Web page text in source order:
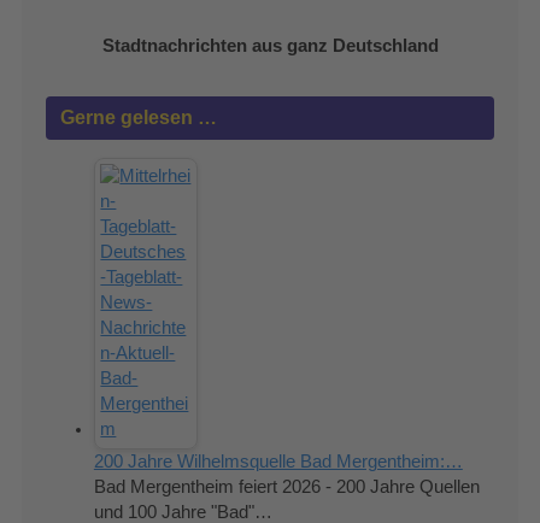
Stadtnachrichten aus ganz Deutschland
Gerne gelesen …
200 Jahre Wilhelmsquelle Bad Mergentheim:…
Bad Mergentheim feiert 2026 - 200 Jahre Quellen
und 100 Jahre "Bad"…